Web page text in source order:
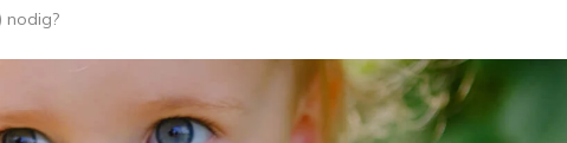
nodig?